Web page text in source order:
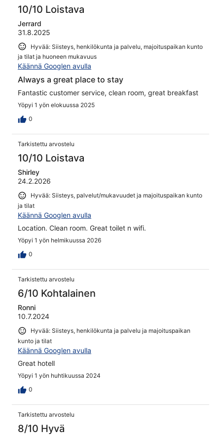
10/10 Loistava
Jerrard
31.8.2025
Hyvää: Siisteys, henkilökunta ja palvelu, majoituspaikan kunto
ja tilat ja huoneen mukavuus
Käännä Googlen avulla
Always a great place to stay
Fantastic customer service, clean room, great breakfast
Yöpyi 1 yön elokuussa 2025
0
Tarkistettu arvostelu
10/10 Loistava
Shirley
24.2.2026
Hyvää: Siisteys, palvelut/mukavuudet ja majoituspaikan kunto
ja tilat
Käännä Googlen avulla
Location. Clean room. Great toilet n wifi.
Yöpyi 1 yön helmikuussa 2026
0
Tarkistettu arvostelu
6/10 Kohtalainen
Ronni
10.7.2024
Hyvää: Siisteys, henkilökunta ja palvelu ja majoituspaikan
kunto ja tilat
Käännä Googlen avulla
Great hotell
Yöpyi 1 yön huhtikuussa 2024
0
Tarkistettu arvostelu
8/10 Hyvä